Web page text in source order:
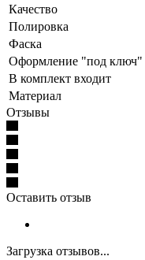
Качество
Полировка
Фаска
Оформление "под ключ"
В комплект входит
Материал
Отзывы
Оставить отзыв
Загрузка отзывов...